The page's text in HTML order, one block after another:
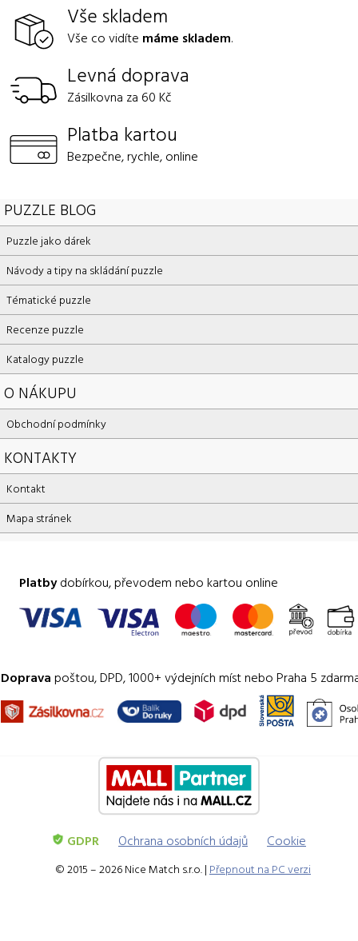
Vše skladem
Vše co vidíte máme skladem.
Levná doprava
Zásilkovna za 60 Kč
Platba kartou
Bezpečne, rychle, online
PUZZLE BLOG
Puzzle jako dárek
Návody a tipy na skládání puzzle
Tématické puzzle
Recenze puzzle
Katalogy puzzle
O NÁKUPU
Obchodní podmínky
KONTAKTY
Kontakt
Mapa stránek
Platbydobírkou, převodem nebo kartou online
Doprava poštou, DPD, 1000+ výdejních míst nebo Praha 5
GDPR Ochrana osobních údajů Cookie
© 2015 – 2026 Nice Match s.r.o. | Přepnout na PC verzi